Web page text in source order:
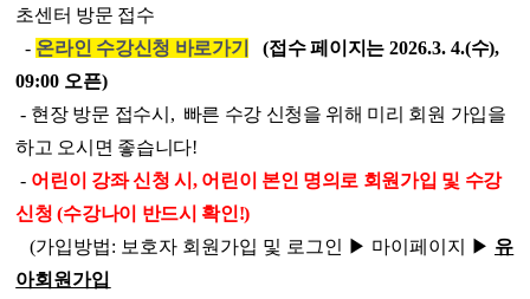
초센터 방문 접수
- 온라인 수강신청 바로가기 (접수 페이지는 2026.3. 4.(수),
09:00 오픈)
- 현장 방문 접수시, 빠른 수강 신청을 위해 미리 회원 가입을
하고 오시면 좋습니다!
- 어린이 강좌 신청 시, 어린이 본인 명의로 회원가입 및 수강
신청 (수강나이 반드시 확인!)
(가입방법: 보호자 회원가입 및 로그인 ▶ 마이페이지
▶ 유
아회원가입